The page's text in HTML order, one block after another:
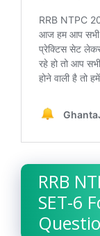
RRB
SET-6